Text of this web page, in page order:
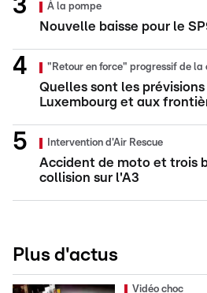
À la pompe
Nouvelle baisse pour le
"Retour en force" progressif de la
Quelles sont les
Luxembourg et aux
Intervention d'Air Rescue
Accident de moto et trois
collision sur l'A3
Plus d'actus
Vidéo choc